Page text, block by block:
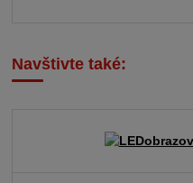
Navštivte také: